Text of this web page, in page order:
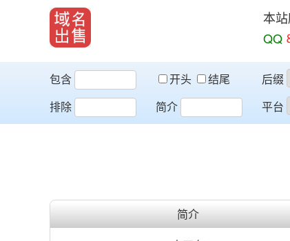
本
QQ
包含 开头
结尾
排除
简介
后缀
平台
简介